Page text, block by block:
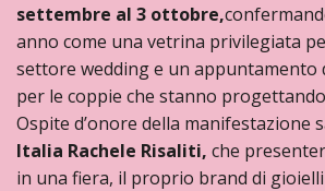
settembre al 3 ottobre,
anno come una vetrina privilegiata
settore wedding e un appuntamento
per le coppie che stanno
Ospite d’onore della manifestazione
Italia Rachele Risaliti, che
in una fiera, il proprio brand di